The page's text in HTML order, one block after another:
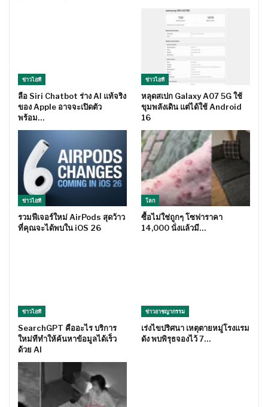
ข่าวไอที
ลือ Siri Chatbot ร่าง AI แท้จริง
ของ Apple อาจจะเปิดตัว
พร้อม…
ข่าวไอที
หลุดสเปก Galaxy A07 5G ใช้
ขุมพลังเดิน แต่ได้ใช้ Android
16
ข่าวไอที
รวมฟีเจอร์ใหม่ AirPods สุดว้าว
ที่คุณจะได้พบใน iOS 26
โลก
ซื้อไม่ใช่ถูกๆ โซฟาราคา
14,000 นั่งแล้วมี…
ข่าวไอที
SearchGPT คืออะไร บริการ
ใหม่ทีทำให้ค้นหาข้อมูลได้เร็ว
ด้วย AI
ข่าวอาชญากรรม
เร่งไขปริศนา เหตุตายหมู่โรงแรม
ดัง พบพิรุธจองไว้ 7…